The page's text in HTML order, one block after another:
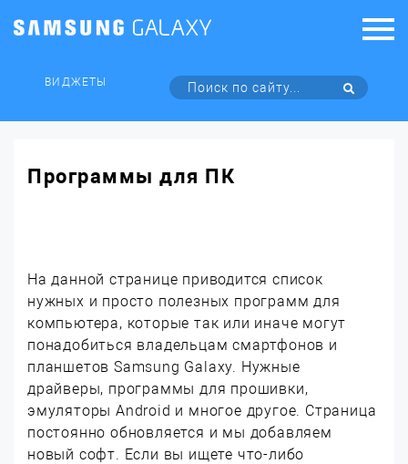
ВИДЖЕТЫ
Программы для ПК
На данной странице приводится список
нужных и просто полезных программ для
компьютера, которые так или иначе могут
понадобиться владельцам смартфонов и
планшетов Samsung Galaxy. Нужные
драйверы, программы для прошивки,
эмуляторы Android и многое другое. Страница
постоянно обновляется и мы добавляем
новый софт. Если вы ищете что-либо